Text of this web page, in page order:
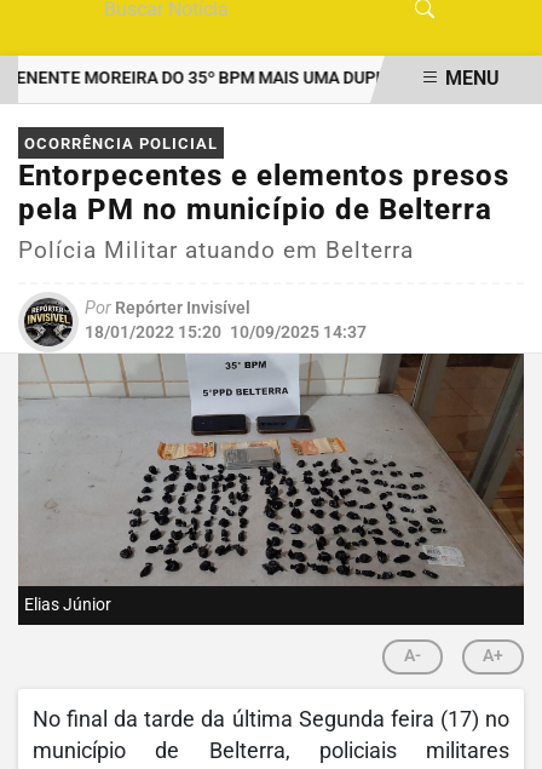
MOREIRA DO 35º BPM MAIS UMA DUPLA PRESA POR
EM ALTA
MENU
OCORRÊNCIA POLICIAL
Entorpecentes e elementos presos
pela PM no município de Belterra
Polícia Militar atuando em Belterra
Por Repórter Invisível
18/01/2022 15:20 10/09/2025 14:37
Elias Júnior
A- A+
No final da tarde da última Segunda feira (17) no
município de Belterra, policiais militares